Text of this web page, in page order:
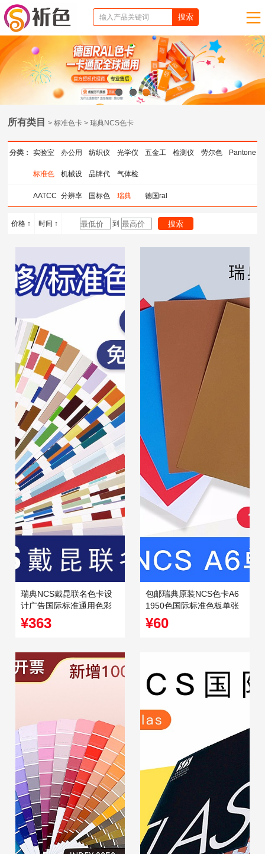
1 3
所有类目> 标准色卡 > 瑞典NCS色卡
分类： 实验室
仪器
办公用
品
纺织仪
器
光学仪
器
五金工 检测仪 劳尔色 Pantone
标准色
卡
机械设
备
品牌代
理
气体检
测仪器
AATCC 分辨率
测试卡
国标色
卡
瑞典
NCS色
德国ral
色卡
价格 ↑ 时间 ↑ 到
瑞典NCS戴昆联名色卡设
计广告国际标准通用色彩
体系室内装修涂料
¥363
包邮瑞典原装NCS色卡A6
1950色国际标准色板单张
单页单色colour
¥60